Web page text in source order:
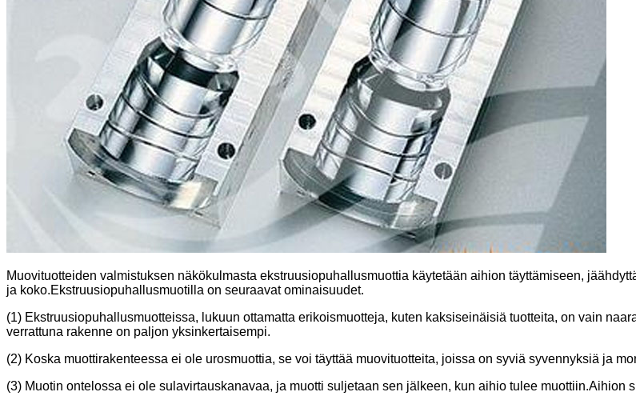
Muovituotteiden valmistuksen näkökulmasta ekstruusiopuhallusmuottia käytetään aihion täyttämiseen,
ja koko.Ekstruusiopuhallusmuotilla on seuraavat ominaisuudet.
(1) Ekstruusiopuhallusmuotteissa, lukuun ottamatta erikoismuotteja, kuten kaksiseinäisiä tuotteita, on vain
verrattuna rakenne on paljon yksinkertaisempi.
(2) Koska muottirakenteessa ei ole urosmuottia, se voi täyttää muovituotteita, joissa on syviä syvennyksiä ja
(3) Muotin ontelossa ei ole sulavirtauskanavaa, ja muotti suljetaan sen jälkeen, kun aihio tulee